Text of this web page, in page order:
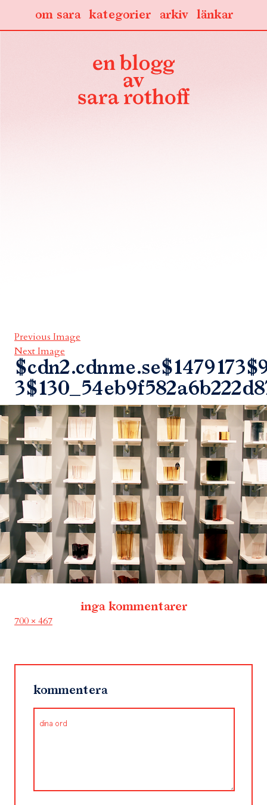
länkar
arkiv
kategorier
om sara
Previous Image
Next Image
inga kommentarer
Full
700 × 467
kommentera